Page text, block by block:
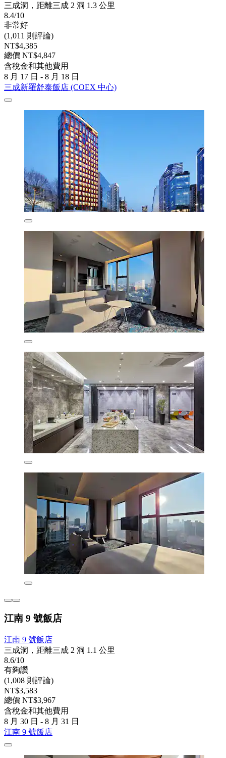
三成洞，距離三成 2 洞 1.3 公里
8.4/10
非常好
(1,011 則評論)
NT$4,385
總價 NT$4,847
含稅金和其他費用
8 月 17 日 - 8 月 18 日
三成新羅舒泰飯店 (COEX 中心)
江南 9 號飯店
江南 9 號飯店
三成洞，距離三成 2 洞 1.1 公里
8.6/10
有夠讚
(1,008 則評論)
NT$3,583
總價 NT$3,967
含稅金和其他費用
8 月 30 日 - 8 月 31 日
江南 9 號飯店